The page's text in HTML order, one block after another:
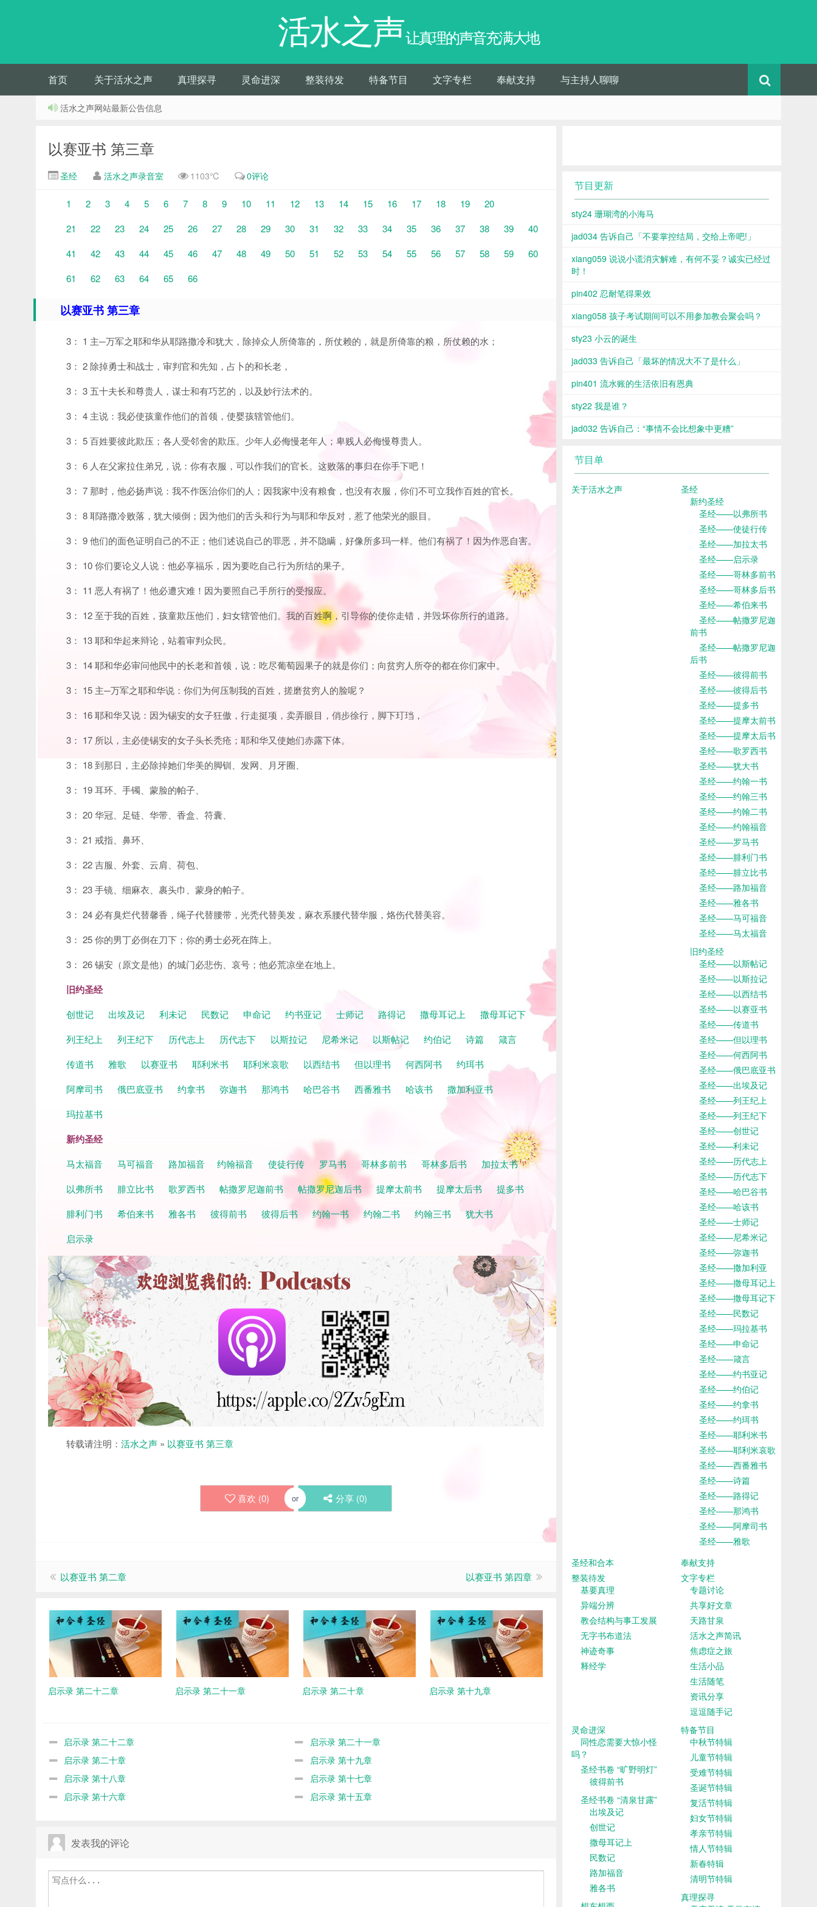
活水之声让真理的声音充满大地
首页 关于活水之声 真理探寻 灵命进深 整装待发 特备节目 文字专栏 奉献支持 与主持人聊聊
活水之声网站最新公告信息
以赛亚书 第三章
圣经 活水之声录音室 1103℃ 0评论
1 2 3 4 5 6 7 8 9 10 11 12 13 14 15 16 17 18 19
20
21
22 23 24 25 26 27 28 29 30 31 32 33 34 35 36 37 38 39
40
41
42 43 44 45 46 47 48 49 50 51 52 53 54 55 56 57 58 59
60
61
62 63 64 65 66
以赛亚书 第三章
3： 1 主─万军之耶和华从耶路撒冷和犹大，除掉众人所倚靠的，所仗赖的，就是所倚靠的粮，所仗赖的水；
3： 2 除掉勇士和战士，审判官和先知，占卜的和长老，
3： 3 五十夫长和尊贵人，谋士和有巧艺的，以及妙行法术的。
3： 4 主说：我必使孩童作他们的首领，使婴孩辖管他们。
3： 5 百姓要彼此欺压；各人受邻舍的欺压。少年人必侮慢老年人；卑贱人必侮慢尊贵人。
3： 6 人在父家拉住弟兄，说：你有衣服，可以作我们的官长。这败落的事归在你手下吧！
3： 7 那时，他必扬声说：我不作医治你们的人；因我家中没有粮食，也没有衣服，你们不可立我作百姓的官长。
3： 8 耶路撒冷败落，犹大倾倒；因为他们的舌头和行为与耶和华反对，惹了他荣光的眼目。
3： 9 他们的面色证明自己的不正；他们述说自己的罪恶，并不隐瞒，好像所多玛一样。他们有祸了！因为作恶自害。
3： 10 你们要论义人说：他必享福乐，因为要吃自己行为所结的果子。
3： 11 恶人有祸了！他必遭灾难！因为要照自己手所行的受报应。
3： 12 至于我的百姓，孩童欺压他们，妇女辖管他们。我的百姓啊，引导你的使你走错，并毁坏你所行的道路。
3： 13 耶和华起来辩论，站着审判众民。
3： 14 耶和华必审问他民中的长老和首领，说：吃尽葡萄园果子的就是你们；向贫穷人所夺的都在你们家中。
3： 15 主─万军之耶和华说：你们为何压制我的百姓，搓磨贫穷人的脸呢？
3： 16 耶和华又说：因为锡安的女子狂傲，行走挺项，卖弄眼目，俏步徐行，脚下玎珰，
3： 17 所以，主必使锡安的女子头长秃疮；耶和华又使她们赤露下体。
3： 18 到那日，主必除掉她们华美的脚钏、发网、月牙圈、
3： 19 耳环、手镯、蒙脸的帕子、
3： 20 华冠、足链、华带、香盒、符囊、
3： 21 戒指、鼻环、
3： 22 吉服、外套、云肩、荷包、
3： 23 手镜、细麻衣、裹头巾、蒙身的帕子。
3： 24 必有臭烂代替馨香，绳子代替腰带，光秃代替美发，麻衣系腰代替华服，烙伤代替美容。
3： 25 你的男丁必倒在刀下；你的勇士必死在阵上。
3： 26 锡安（原文是他）的城门必悲伤、哀号；他必荒凉坐在地上。
旧约圣经
创世记 出埃及记 利未记 民数记 申命记 约书亚记 士师记 路得记 撒母耳记上
撒母耳记下
列王纪上
列王纪下 历代志上 历代志下 以斯拉记 尼希米记 以斯帖记 约伯记 诗篇
箴言
传道书
雅歌 以赛亚书 耶利米书 耶利米哀歌 以西结书 但以理书 何西阿书
约珥书
阿摩司书
俄巴底亚书 约拿书 弥迦书 那鸿书 哈巴谷书 西番雅书 哈该书
撒加利亚书
玛拉基书
新约圣经
马太福音 马可福音 路加福音 约翰福音 使徒行传 罗马书 哥林多前书 哥林多后书
加拉太书
以弗所书
腓立比书 歌罗西书 帖撒罗尼迦前书 帖撒罗尼迦后书 提摩太前书 提摩太后书
提多书
腓利门书
希伯来书 雅各书 彼得前书 彼得后书 约翰一书 约翰二书 约翰三书
犹大书
启示录
转载请注明： 活水之声 » 以赛亚书 第三章
喜欢 (0) or 分享 (0)
以赛亚书 第二章 以赛亚书 第四章
启示录 第二十二章 启示录 第二十一章 启示录 第二十章 启示录 第十九章
启示录 第二十二章
启示录 第二十一章
启示录 第二十章
启示录 第十九章
启示录 第十八章
启示录 第十七章
启示录 第十六章
启示录 第十五章
发表我的评论
节目更新
sty24 珊瑚湾的小海马
jad034 告诉自己「不要掌控结局，交给上帝吧!」
xiang059 说说小谎消灾解难，有何不妥？诚实已经过
时！
pin402 忍耐笔得果效
xiang058 孩子考试期间可以不用参加教会聚会吗？
sty23 小云的诞生
jad033 告诉自己「最坏的情况大不了是什么」
pin401 流水账的生活依旧有恩典
sty22 我是谁？
jad032 告诉自己：“事情不会比想象中更糟”
节目单
关于活水之声
圣经
新约圣经
圣经——以弗所书
圣经——使徒行传
圣经——加拉太书
圣经——启示录
圣经——哥林多前书
圣经——哥林多后书
圣经——希伯来书
圣经——帖撒罗尼迦
前书
圣经——帖撒罗尼迦
后书
圣经——彼得前书
圣经——彼得后书
圣经——提多书
圣经——提摩太前书
圣经——提摩太后书
圣经——歌罗西书
圣经——犹大书
圣经——约翰一书
圣经——约翰三书
圣经——约翰二书
圣经——约翰福音
圣经——罗马书
圣经——腓利门书
圣经——腓立比书
圣经——路加福音
圣经——雅各书
圣经——马可福音
圣经——马太福音
旧约圣经
圣经——以斯帖记
圣经——以斯拉记
圣经——以西结书
圣经——以赛亚书
圣经——传道书
圣经——但以理书
圣经——何西阿书
圣经——俄巴底亚书
圣经——出埃及记
圣经——列王纪上
圣经——列王纪下
圣经——创世记
圣经——利未记
圣经——历代志上
圣经——历代志下
圣经——哈巴谷书
圣经——哈该书
圣经——士师记
圣经——尼希米记
圣经——弥迦书
圣经——撒加利亚
圣经——撒母耳记上
圣经——撒母耳记下
圣经——民数记
圣经——玛拉基书
圣经——申命记
圣经——箴言
圣经——约书亚记
圣经——约伯记
圣经——约拿书
圣经——约珥书
圣经——耶利米书
圣经——耶利米哀歌
圣经——西番雅书
圣经——诗篇
圣经——路得记
圣经——那鸿书
圣经——阿摩司书
圣经——雅歌
圣经和合本
奉献支持
整装待发
基要真理
异端分辨
教会结构与事工发展
无字书布道法
神迹奇事
释经学
文字专栏
专题讨论
共享好文章
天路甘泉
活水之声简讯
焦虑症之旅
生活小品
生活随笔
资讯分享
逗逗随手记
灵命进深
同性恋需要大惊小怪
吗？
圣经书卷 “旷野明灯”
彼得前书
圣经书卷 “清泉甘露”
出埃及记
创世记
撒母耳记上
民数记
路加福音
雅各书
特备节目
中秋节特辑
儿童节特辑
受难节特辑
圣诞节特辑
复活节特辑
妇女节特辑
孝亲节特辑
情人节特辑
新春特辑
清明节特辑
真理探寻